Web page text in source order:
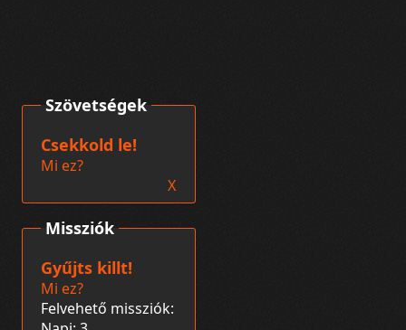
Missziók
Gyűjts killt!
Mi ez?
Felvehető missziók:
Szövetségek
Csekkold le!
Mi ez?
X